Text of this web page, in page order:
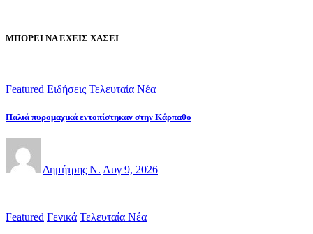
ΜΠΟΡΕΙ ΝΑ ΕΧΕΙΣ ΧΑΣΕΙ
Featured Ειδήσεις Τελευταία Νέα
Παλιά πυρομαχικά εντοπίστηκαν στην Κάρπαθο
Δημήτρης Ν. Αυγ 9, 2026
Featured Γενικά Τελευταία Νέα